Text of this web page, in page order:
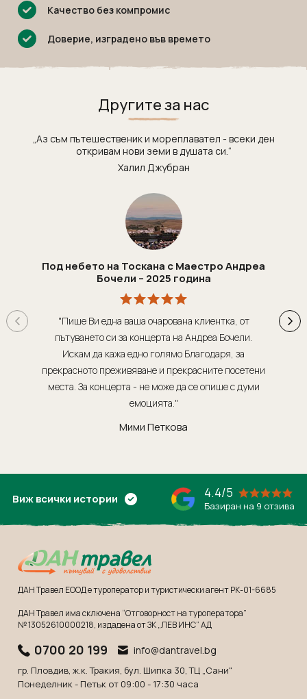
Екскурзии в Русия
Екскурзии в Исландия
Екскурзии в Нигерия
Екскурзии в Норвегия
Екскурзии в Узбекистан
Екскурзии в Канада
Парагвай
Перу
Тайланд
Южна Африка
Япония
Качество без компромис
Доверие, изградено във времето
Другите за нас
„Аз съм пътешественик и мореплавател - всеки ден
откривам нови земи в душата си.“
Халил Джубран
Под небето на Тоскана с Маестро Андреа
Бочели – 2025 година
"Пише Ви една ваша очарована клиентка, от
пътуването си за концерта на Андреа Бочели.
Искам да кажа едно голямо Благодаря, за
прекрасното преживяване и прекрасните посетени
места. За концерта - не може да се опише с думи
емоцията."
Мими Петкова
Виж всички истории 4.4/5
Базиран на 9 отзива
ДАН Травел ЕООД е туроператор и туристически агент РК-01-6685
ДАН Травел има сключена “Отговорност на туроператора”
№ 13052610000218, издадена от ЗК „ЛЕВ ИНС” АД
0700 20 199 info@dantravel.bg
гр. Пловдив, ж.к. Тракия, бул. Шипка 30, ТЦ „Сани"
Понеделник - Петък от 09:00 - 17:30 часа